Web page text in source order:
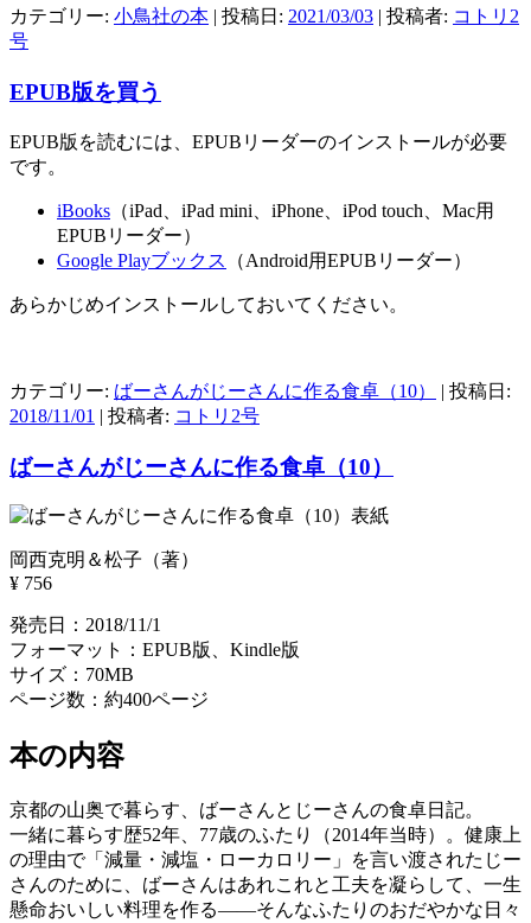
カテゴリー: 小鳥社の本 | 投稿日: 2021/03/03 | 投稿者: コトリ2
号
EPUB版を買う
EPUB版を読むには、EPUBリーダーのインストールが必要
です。
iBooks （iPad、iPad mini、iPhone、iPod touch、Mac用
EPUBリーダー）
Google Playブックス
（Android用EPUBリーダー）
あらかじめインストールしておいてください。
カテゴリー: ばーさんがじーさんに作る食卓（10）
| 投稿日:
2018/11/01 | 投稿者: コトリ2号
ばーさんがじーさんに作る食卓（10）
岡西克明＆松子（著）
¥ 756
発売日： 2018/11/1
フォーマット： EPUB版、Kindle版
サイズ： 70MB
ページ数： 約400ページ
本の内容
京都の山奥で暮らす、ばーさんとじーさんの食卓日記。
一緒に暮らす歴52年、77歳のふたり（2014年当時）。健康上
の理由で「減量・減塩・ローカロリー」を言い渡されたじー
さんのために、ばーさんはあれこれと工夫を凝らして、一生
懸命おいしい料理を作る――そんなふたりのおだやかな日々